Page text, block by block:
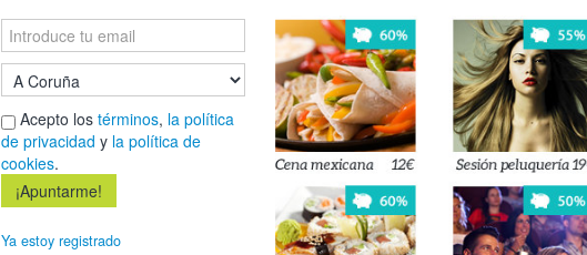
Déjanos tu
esté disponible
Acepto los
privacidadyla
Acepto los términos, la política
de privacidad y la política de
cookies.
Ya estoy registrado